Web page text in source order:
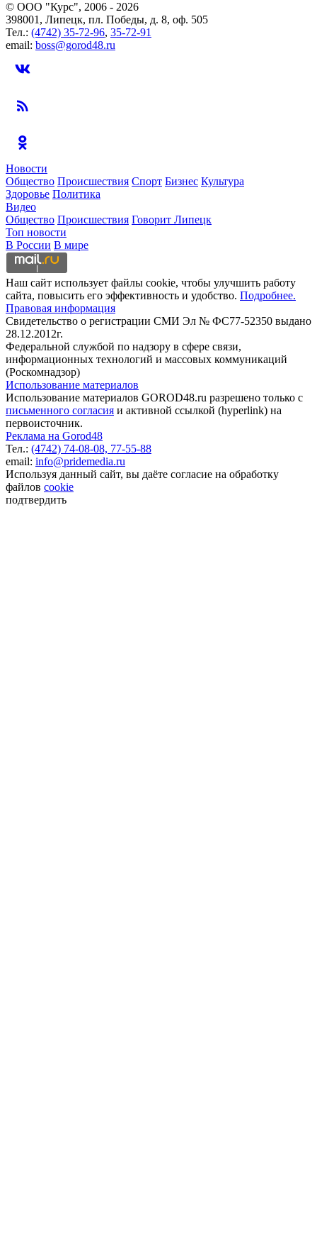
© ООО "Курс", 2006 - 2026
398001, Липецк, пл. Победы, д. 8, оф. 505
Тел.: (4742) 35-72-96, 35-72-91
email: boss@gorod48.ru
Новости
Общество Происшествия Спорт Бизнес Культура
Здоровье Политика
Видео
Общество Происшествия Говорит Липецк
Топ новости
В России В мире
Наш сайт использует файлы cookie, чтобы улучшить работу
сайта, повысить его эффективность и удобство. Подробнее.
Правовая информация
Свидетельство о регистрации СМИ Эл № ФС77-52350 выдано
28.12.2012г.
Федеральной службой по надзору в сфере связи,
информационных технологий и массовых коммуникаций
(Роскомнадзор)
Использование материалов
Использование материалов GOROD48.ru разрешено только с
письменного согласия и активной ссылкой (hyperlink) на
первоисточник.
Реклама на Gorod48
Тел.: (4742) 74-08-08, 77-55-88
email: info@pridemedia.ru
Используя данный сайт, вы даёте согласие на обработку
файлов cookie
подтвердить